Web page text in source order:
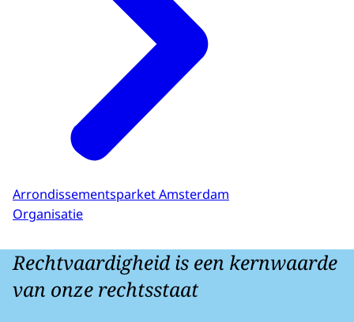
Arrondissementsparket Amsterdam
Organisatie
Rechtvaardigheid is een kernwaarde
van onze rechtsstaat